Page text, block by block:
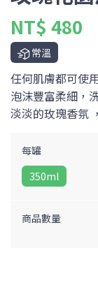
NT$ 480
常溫
任何肌膚都可使
泡沫豐富柔細，
淡淡的玫瑰香氛
每罐
350ml
商品數量